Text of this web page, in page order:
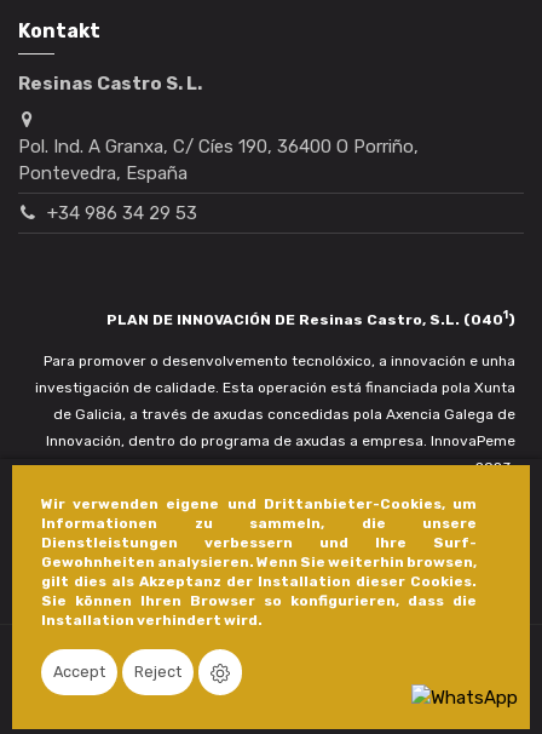
Wir verwenden eigene und Drittanbieter-Cookies, um
Informationen zu sammeln, die unsere
Dienstleistungen verbessern und Ihre Surf-
Gewohnheiten analysieren. Wenn Sie weiterhin browsen,
gilt dies als Akzeptanz der Installation dieser Cookies.
Sie können Ihren Browser so konfigurieren, dass die
Installation verhindert wird.
Accept Reject
Kontakt
Resinas Castro S. L.
Pol. Ind. A Granxa, C/ Cíes 190, 36400 O Porriño,
Pontevedra, España
+34 986 34 29 53
PLAN DE INNOVACIÓN DE Resinas Castro, S.L. (0401)
Para promover o desenvolvemento tecnolóxico, a innovación e unha
investigación de calidade. Esta operación está financiada pola Xunta
de Galicia, a través de axudas concedidas pola Axencia Galega de
Innovación, dentro do programa de axudas a empresa. InnovaPeme
2023.